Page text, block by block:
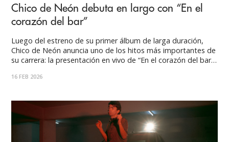
Chico de Neón debuta en largo con “En el
corazón del bar”
Luego del estreno de su primer álbum de larga duración,
Chico de Neón anuncia uno de los hitos más importantes de
su carrera: la presentación en vivo de “En el corazón del bar”
20:00 horas, una noche
16 FEB 2026